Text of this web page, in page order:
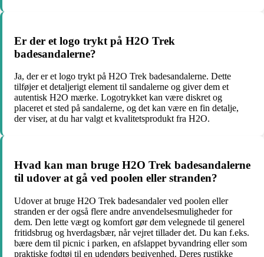
Er der et logo trykt på H2O Trek
badesandalerne?
Ja, der er et logo trykt på H2O Trek badesandalerne. Dette
tilføjer et detaljerigt element til sandalerne og giver dem et
autentisk H2O mærke. Logotrykket kan være diskret og
placeret et sted på sandalerne, og det kan være en fin detalje,
der viser, at du har valgt et kvalitetsprodukt fra H2O.
Hvad kan man bruge H2O Trek badesandalerne
til udover at gå ved poolen eller stranden?
Udover at bruge H2O Trek badesandaler ved poolen eller
stranden er der også flere andre anvendelsesmuligheder for
dem. Den lette vægt og komfort gør dem velegnede til generel
fritidsbrug og hverdagsbær, når vejret tillader det. Du kan f.eks.
bære dem til picnic i parken, en afslappet byvandring eller som
praktiske fodtøj til en udendørs begivenhed. Deres rustikke